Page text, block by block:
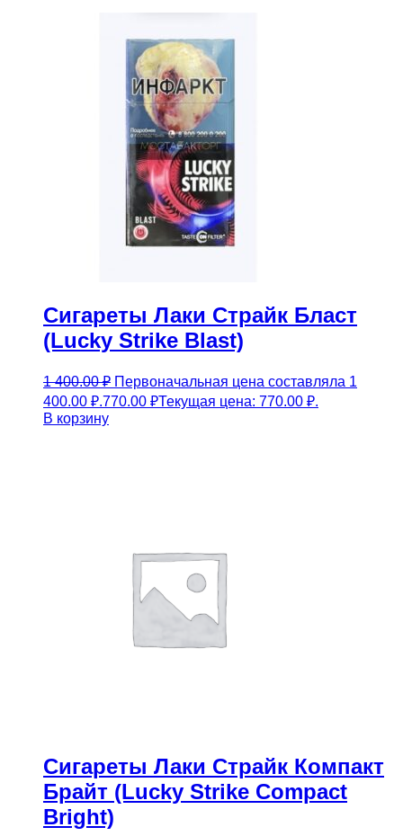
Сигареты Лаки Страйк Бласт
(Lucky Strike Blast)
1 400.00₽ Первоначальная цена составляла 1
400.00 ₽.770.00 ₽Текущая цена: 770.00 ₽.
В корзину
Сигареты Лаки Страйк Компакт
Брайт (Lucky Strike Compact
Bright)